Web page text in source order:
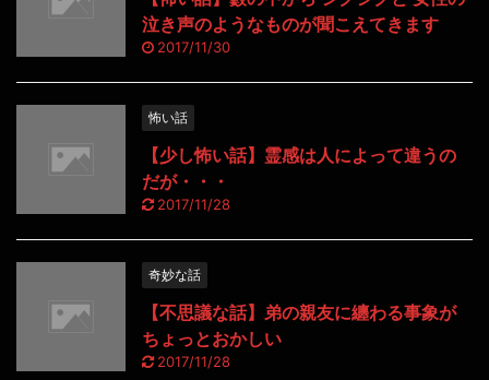
泣き声のようなものが聞こえてきます
2017/11/30
怖い話
【少し怖い話】霊感は人によって違うの
だが・・・
2017/11/28
奇妙な話
【不思議な話】弟の親友に纏わる事象が
ちょっとおかしい
2017/11/28